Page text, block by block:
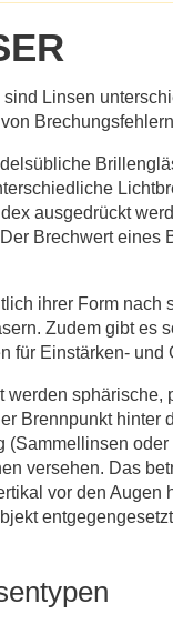
Linsen
ausgedrückt
Brechwert eines
ihrer Form nach
Zudem gibt es
für Einstärken- und
sphärische,
Brennpunkt hinter
(Sammellinsen
versehen. Das
vor den Augen